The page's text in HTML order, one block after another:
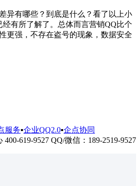
异有哪些？到底是什么？看了以上小
有所了解了。总体而言营销QQ比个
更强，不存在盗号的现象，数据安全
服务▪企业QQ2.0▪企点协同
619-9527 QQ/微信：189-2519-9527